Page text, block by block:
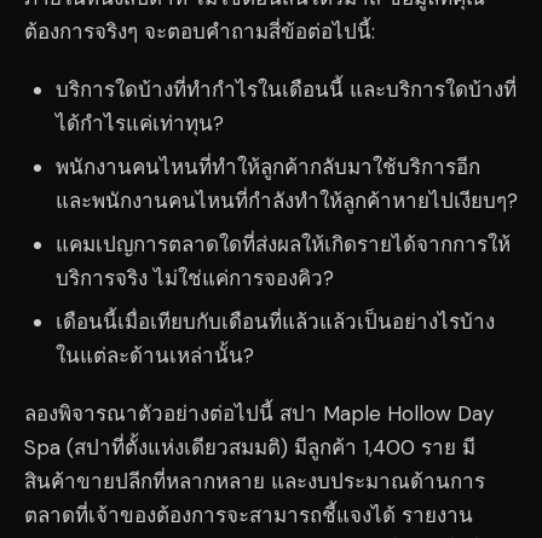
ต้องการจริงๆ จะตอบคำถามสี่ข้อต่อไปนี้:
บริการใดบ้างที่ทำกำไรในเดือนนี้ และบริการใดบ้างที่
ได้กำไรแค่เท่าทุน?
พนักงานคนไหนที่ทำให้ลูกค้ากลับมาใช้บริการอีก
และพนักงานคนไหนที่กำลังทำให้ลูกค้าหายไปเงียบๆ?
แคมเปญการตลาดใดที่ส่งผลให้เกิดรายได้จากการให้
บริการจริง ไม่ใช่แค่การจองคิว?
เดือนนี้เมื่อเทียบกับเดือนที่แล้วแล้วเป็นอย่างไรบ้าง
ในแต่ละด้านเหล่านั้น?
ลองพิจารณาตัวอย่างต่อไปนี้ สปา Maple Hollow Day
Spa (สปาที่ตั้งแห่งเดียวสมมติ) มีลูกค้า 1,400 ราย มี
สินค้าขายปลีกที่หลากหลาย และงบประมาณด้านการ
ตลาดที่เจ้าของต้องการจะสามารถชี้แจงได้ รายงาน